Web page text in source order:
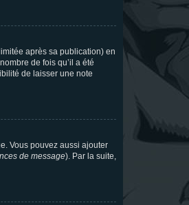
après sa publication) en
de fois qu’il a été
de laisser une note
Vous pouvez aussi ajouter
de message). Par la suite,